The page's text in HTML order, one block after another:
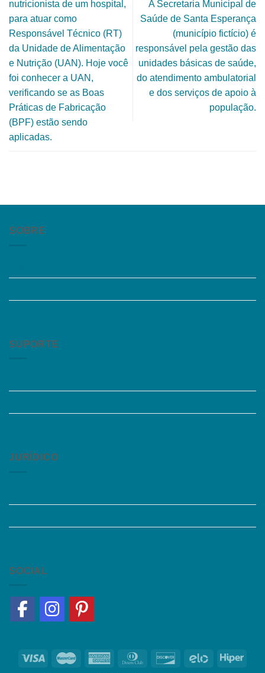
nutricionista de um hospital,
para atuar como
Responsável Técnico (RT)
da Unidade de Alimentação
e Nutrição (UAN). Hoje você
foi conhecer a UAN,
verificando se as Boas
Práticas de Fabricação
(BPF) estão sendo
aplicadas.
A Secretaria Municipal de
Saúde de Santa Esperança
(município fictício) é
responsável pela gestão das
unidades básicas de saúde,
do atendimento ambulatorial
e dos serviços de apoio à
população.
SOBRE
SUPORTE
JURÍDICO
SOCIAL